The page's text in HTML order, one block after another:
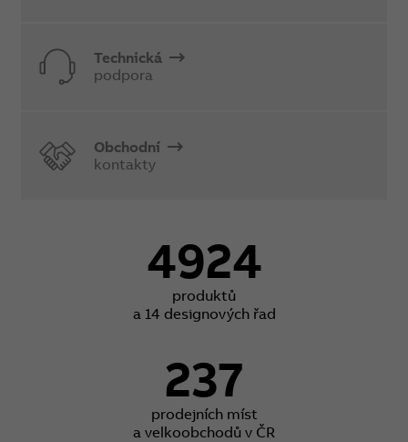
Technická
podpora
Obchodní
kontakty
4924
produktů
a 14 designových řad
237
prodejních míst
a velkoobchodů v ČR